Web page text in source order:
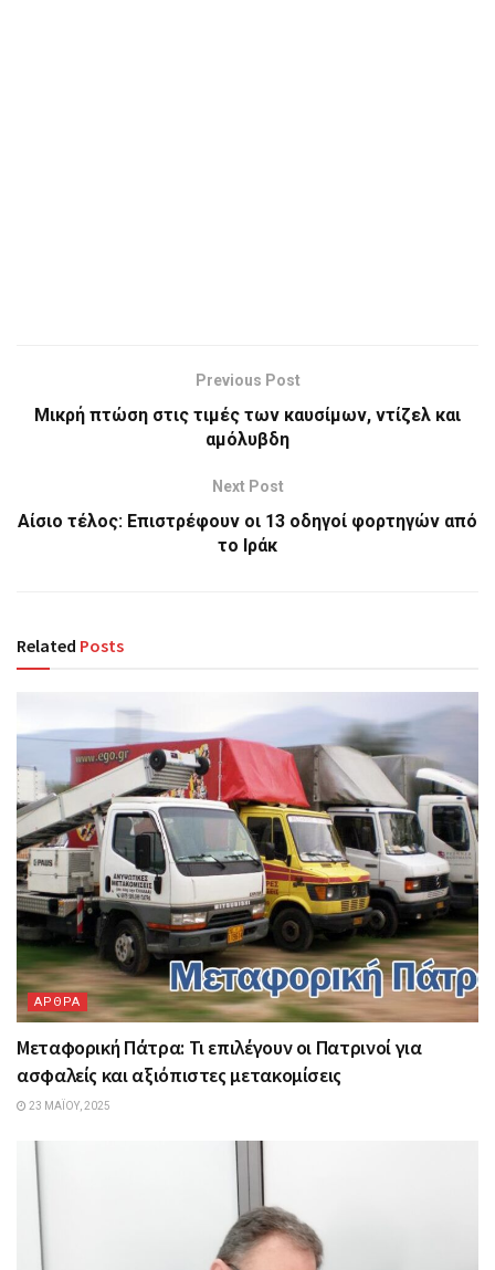
Previous Post
Μικρή πτώση στις τιμές των καυσίμων, ντίζελ και
αμόλυβδη
Next Post
Αίσιο τέλος: Επιστρέφουν οι 13 οδηγοί φορτηγών από
το Ιράκ
Related Posts
ΑΡΘΡΑ
Μεταφορική Πάτρα: Τι επιλέγουν οι Πατρινοί για
ασφαλείς και αξιόπιστες μετακομίσεις
23 ΜΑΪ́ΟΥ, 2025